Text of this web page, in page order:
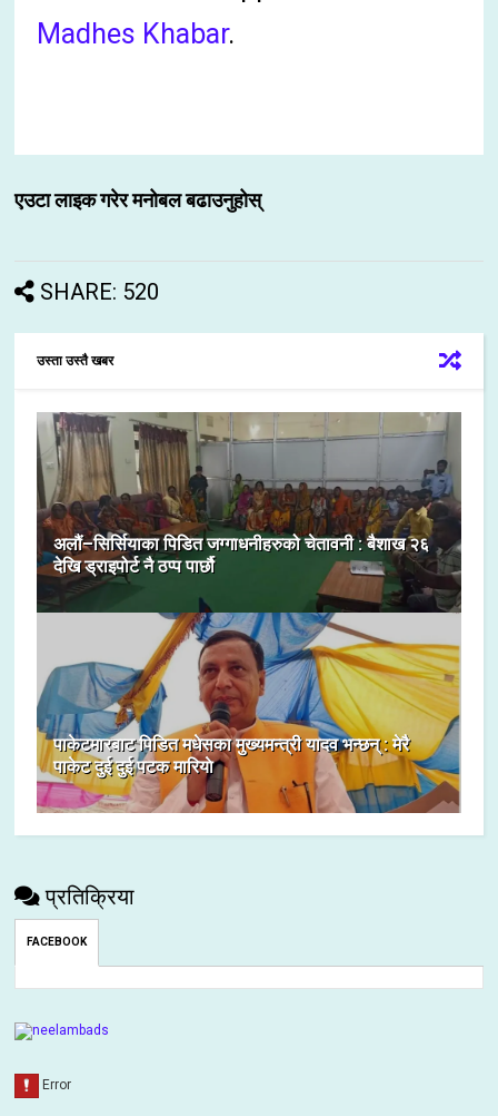
Madhes Khabar.
एउटा लाइक गरेर मनोबल बढाउनुहोस्
SHARE: 520
उस्ता उस्तै खबर
अलौं–सिर्सियाका पिडित जग्गाधनीहरुको चेतावनी : बैशाख २६
देखि ड्राइपोर्ट नै ठप्प पार्छौ
पाकेटमारबाट पिडित मधेसका मुख्यमन्त्री यादव भन्छन् : मेरै
पाकेट दुई दुई पटक मारियाे
प्रतिक्रिया
FACEBOOK